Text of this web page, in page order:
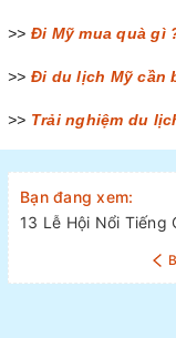
>> Đi Mỹ mua quà gì
>> Đi du lịch Mỹ cần
>> Trải nghiệm du
Bạn đang xem:
13 Lễ Hội Nổi Tiếng